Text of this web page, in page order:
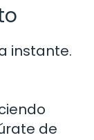
instante.
de